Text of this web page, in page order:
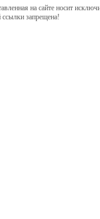
на сайте носит
ссылки запрещена!